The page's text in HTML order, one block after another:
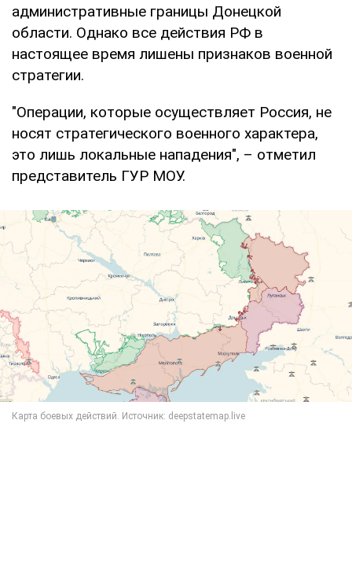
административные границы Донецкой
области. Однако все действия РФ в
настоящее время лишены признаков военной
стратегии.
"Операции, которые осуществляет Россия, не
носят стратегического военного характера,
это лишь локальные нападения", – отметил
представитель ГУР МОУ.